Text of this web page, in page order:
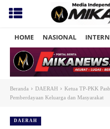
HOME NASIONAL
Beranda DAERAH
Ketua TP-PKK
Pemberdayaan Keluarga dan Masyarakat
DAERAH